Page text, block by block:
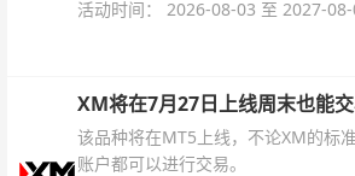
杆配置、支持软件及交易细则。
活动时间： 2026-08-03 至 2027-
XM将在7月27日上线周末也能
该品种将在MT5上线，不论XM的标
账户都可以进行交易。